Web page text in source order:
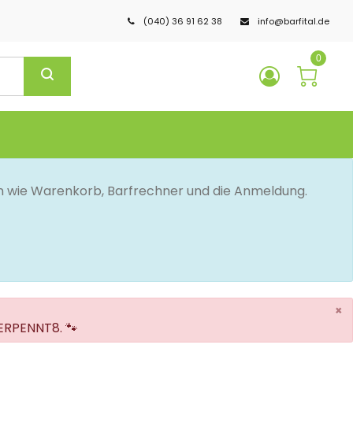
(040) 36 91 62 38 info@barfital.de
0
Warenkorb, Barfrechner und die Anmeldung.
×
🐾